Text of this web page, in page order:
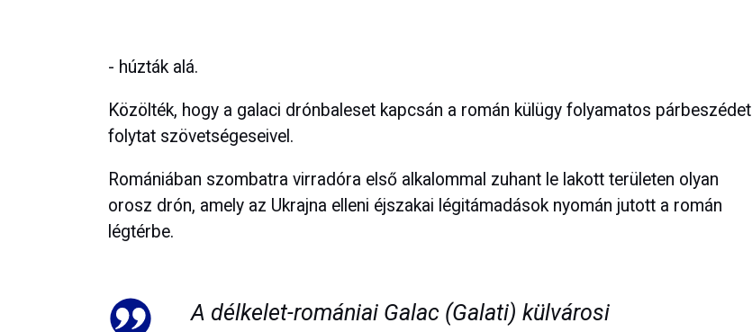
- húzták alá.
Közölték, hogy a galaci drónbaleset kapcsán a román külügy folyamatos párbeszédet
folytat szövetségeseivel.
Romániában szombatra virradóra első alkalommal zuhant le lakott területen olyan
orosz drón, amely az Ukrajna elleni éjszakai légitámadások nyomán jutott a román
légtérbe.
A délkelet-romániai Galac (Galati) külvárosi